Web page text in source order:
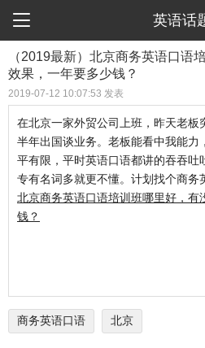
 英语话
（2019最新）北京商务英语口语
效果，一年要多少钱？
2019-07-12 10:07:53 发表
在北京一家外贸公司上班，昨天老板
半年出国谈业务。老板能看中我能力
平有限，平时英语口语都讲的吞吞吐
专有名词多就更不懂。计划找个商务
北京商务英语口语培训班哪里好，有
钱？
商务英语口语 北京